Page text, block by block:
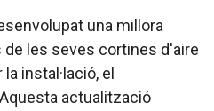
una millora
les seves cortines d'aire
instal·lació, el
actualització